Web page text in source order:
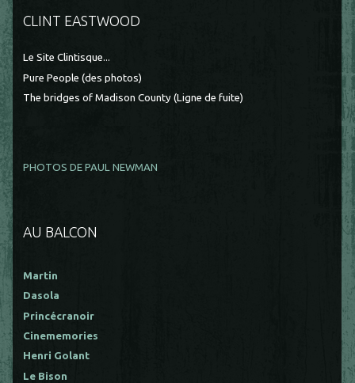
CLINT EASTWOOD
Le Site Clintisque...
Pure People (des photos)
The bridges of Madison County (Ligne de fuite)
PHOTOS DE PAUL NEWMAN
AU BALCON
Martin
Dasola
Princécranoir
Cinememories
Henri Golant
Le Bison